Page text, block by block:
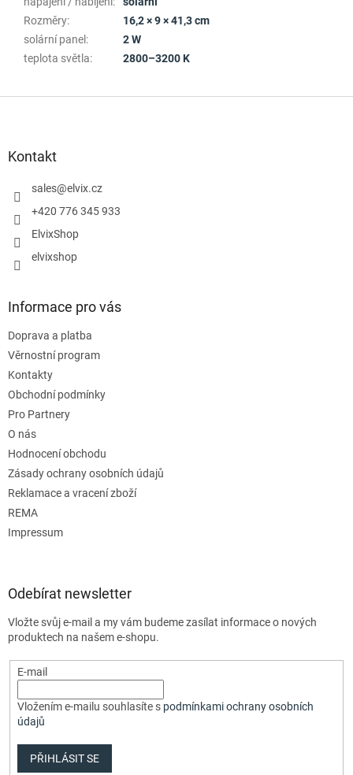
Rozměry:
16,2 × 9 × 41,3 cm
solární panel :
2 W
teplota světla: 2800–3200 K
Kontakt
sales@elvix.cz
+420 776 345 933
ElvixShop
elvixshop
Informace pro vás
Doprava a platba
Věrnostní program
Kontakty
Obchodní podmínky
Pro Partnery
O nás
Hodnocení obchodu
Zásady ochrany osobních údajů
Reklamace a vracení zboží
REMA
Impressum
Odebírat newsletter
Vložte svůj e-mail a my vám budeme zasílat informace o nových
produktech na našem e-shopu.
E-mail
Vložením e-mailu souhlasíte s podmínkami ochrany osobních
údajů
PŘIHLÁSIT SE